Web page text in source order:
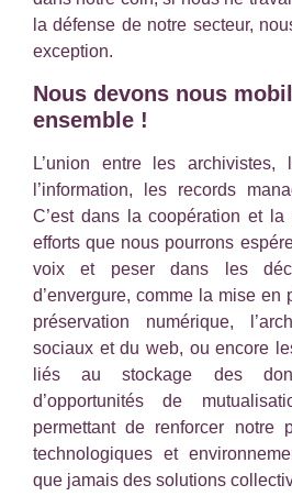
la défense de notre secteur,
exception.
Nous devons nous
ensemble !
L’union entre les archivistes,
l’information, les records
C’est dans la coopération et
efforts que nous pourrons
voix et peser dans les
d’envergure, comme la mise en
préservation numérique,
sociaux et du web, ou encore
liés au stockage des
d’opportunités de
permettant de renforcer notre
technologiques et
que jamais des solutions